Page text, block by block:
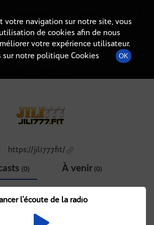
DE L'ANIMATEUR
https://jili777.fit/
(0) À venir(0)
votre navigation sur notre site, vous
de cookies afin de nous
votre expérience utilisateur.
sur notre politique Cookies
OK
l'écoute de la radio